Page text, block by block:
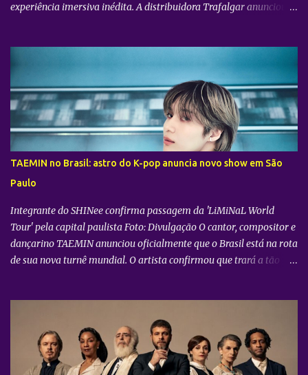
experiência imersiva inédita. A distribuidora Trafalgar anunciou o
realizado diretamente do YouTube Theater , na cidade de Los
Angeles (EUA). O objetivo da ação é proporcionar ao público uma
vivência cinematográfica com som e imagem de alta qualidade,
conectando os fãs de todo o mundo à energia da primeira turnê
mundial do quinteto. Produzido pela gigante do entretenimento
asiático HYBE e distribuído globalmente pela Trafalgar, o evento
promete transportar o fandom — conhecido oficialmente como
COERS — para o centro da apresentação. Como um bônus especial
para as sessões nos cine...
TAEMIN no Brasil: astro do K-pop anuncia novo show em São
Paulo
Integrante do SHINee confirma passagem da 'LiMiNaL World
Tour' pela capital paulista Foto: Divulgação O cantor, compositor e
dançarino TAEMIN anunciou oficialmente que o Brasil está na rota
de sua nova turnê mundial. O artista confirmou que trará a tão
excursão do astro rodará o mundo com apresentações distribuídas
pela Ásia, América do Norte e América do Sul. Além do aguardado
encontro com os fãs brasileiros em São Paulo, a agenda